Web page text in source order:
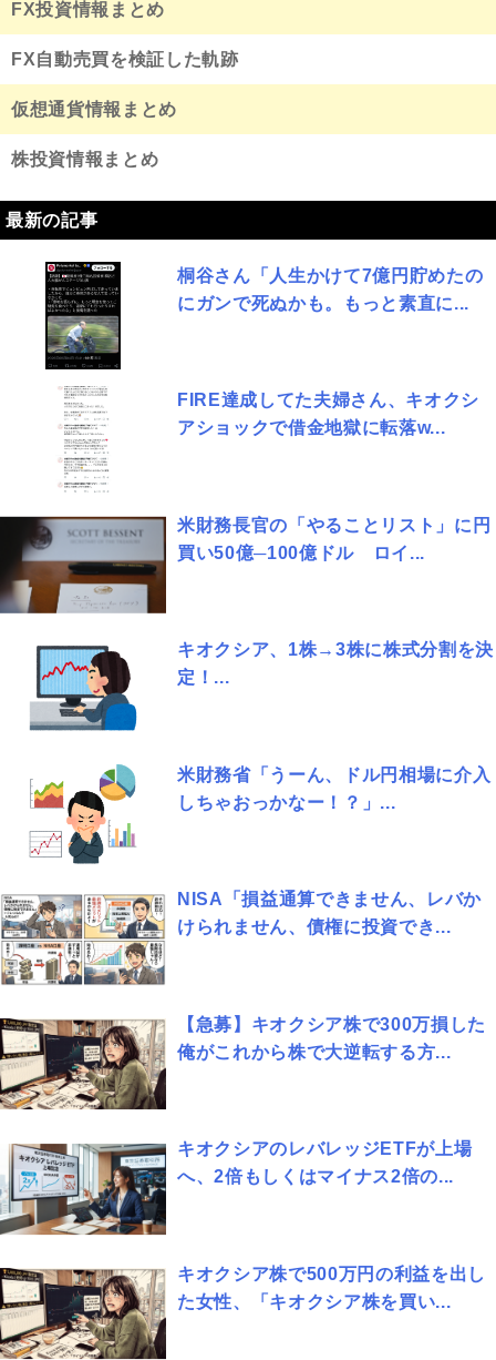
FX投資情報まとめ
FX自動売買を検証した軌跡
仮想通貨情報まとめ
株投資情報まとめ
最新の記事
桐谷さん「人生かけて7億円貯めたの
にガンで死ぬかも。もっと素直に...
FIRE達成してた夫婦さん、キオクシ
アショックで借金地獄に転落w...
米財務長官の「やることリスト」に円
買い50億─100億ドル ロイ...
キオクシア、1株→3株に株式分割を決
定！...
米財務省「うーん、ドル円相場に介入
しちゃおっかなー！？」...
NISA「損益通算できません、レバか
けられません、債権に投資でき...
【急募】キオクシア株で300万損した
俺がこれから株で大逆転する方...
キオクシアのレバレッジETFが上場
へ、2倍もしくはマイナス2倍の...
キオクシア株で500万円の利益を出し
た女性、「キオクシア株を買い...